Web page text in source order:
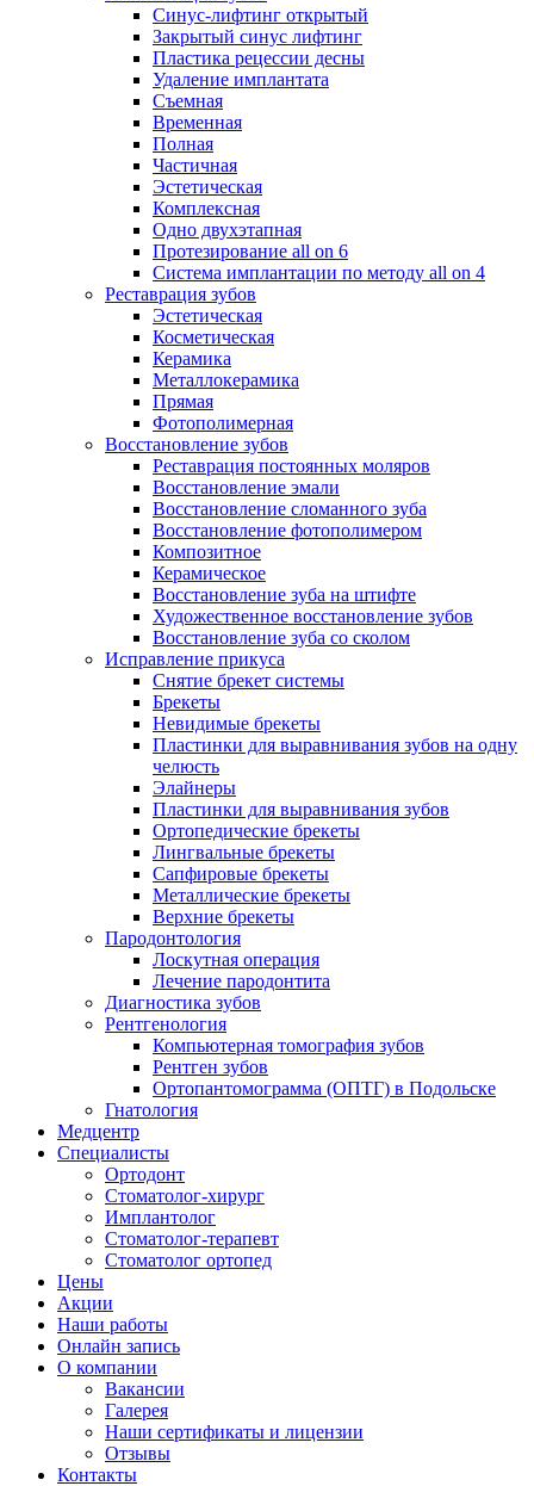
Синус-лифтинг открытый
Закрытый синус лифтинг
Пластика рецессии десны
Удаление имплантата
Съемная
Временная
Полная
Частичная
Эстетическая
Комплексная
Одно двухэтапная
Протезирование all on 6
Система имплантации по методу all on 4
Реставрация зубов
Эстетическая
Косметическая
Керамика
Металлокерамика
Прямая
Фотополимерная
Восстановление зубов
Реставрация постоянных моляров
Восстановление эмали
Восстановление сломанного зуба
Восстановление фотополимером
Композитное
Керамическое
Восстановление зуба на штифте
Художественное восстановление зубов
Восстановление зуба со сколом
Исправление прикуса
Снятие брекет системы
Брекеты
Невидимые брекеты
Пластинки для выравнивания зубов на одну
челюсть
Элайнеры
Пластинки для выравнивания зубов
Ортопедические брекеты
Лингвальные брекеты
Сапфировые брекеты
Металлические брекеты
Верхние брекеты
Пародонтология
Лоскутная операция
Лечение пародонтита
Диагностика зубов
Рентгенология
Компьютерная томография зубов
Рентген зубов
Ортопантомограмма (ОПТГ) в Подольске
Гнатология
Медцентр
Специалисты
Ортодонт
Стоматолог-хирург
Имплантолог
Стоматолог-терапевт
Стоматолог ортопед
Цены
Акции
Наши работы
Онлайн запись
О компании
Вакансии
Галерея
Наши сертификаты и лицензии
Отзывы
Контакты